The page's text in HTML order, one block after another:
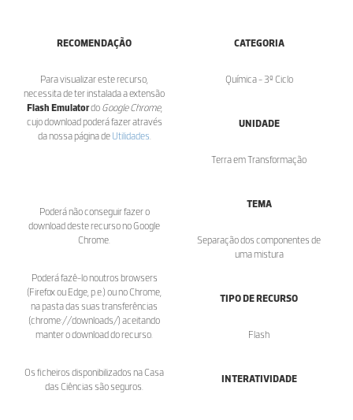
RECOMENDAÇÃO
Para visualizar este recurso,
necessita de ter instalada a extensão
Flash Emulatordo Google Chrome,
cujo download poderá fazer através
da nossa página de Utilidades
Poderá não conseguir fazer o
download deste recurso no Google
Chrome.
Poderá fazê-lo noutros browsers
(Firefox ou Edge, p.e.) ou no Chrome,
na pasta das suas transferências
(chrome://downloads/) aceitando
manter o download do recurso.
Os ficheiros disponibilizados na Casa
das Ciências são seguros.
CATEGORIA
Química - 3º Ciclo
UNIDADE
Terra em Transformação
TEMA
Separação dos componentes de
uma mistura
TIPO DE RECURSO
Flash
INTERATIVIDADE